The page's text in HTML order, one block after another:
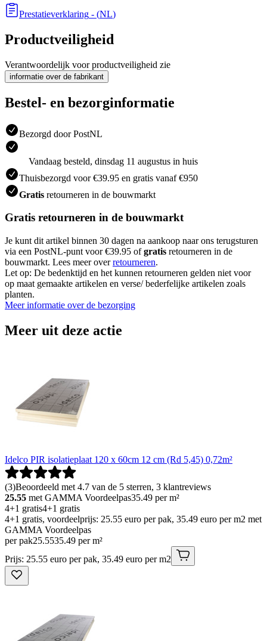
Prestatieverklaring - (NL)
Productveiligheid
Verantwoordelijk voor productveiligheid zie
informatie over de fabrikant
Bestel- en bezorginformatie
Bezorgd door PostNL
Vandaag besteld, dinsdag 11 augustus in huis
Thuisbezorgd voor €39.95 en gratis vanaf €950
Gratis retourneren in de bouwmarkt
Gratis retourneren in de bouwmarkt
Je kunt dit artikel binnen 30 dagen na aankoop naar ons terugsturen
via een PostNL-punt voor €39.95 ofgratis retourneren in de
bouwmarkt. Lees meer overretourneren.
Let op: De bedenktijd en het kunnen retourneren gelden niet voor
op maat gemaakte artikelen en verse/ bederfelijke artikelen zoals
planten.
Meer informatie over de bezorging
Meer uit deze actie
Idelco PIR isolatieplaat 120 x 60cm 12 cm (Rd 5,45) 0,72m²
(3)Beoordeeld met 4.7 van de 5 sterren, 3 klantreviews
25.55 met GAMMA Voordeelpas35.49 per m²
4+1 gratis4+1 gratis
4+1 gratis, voordeelprijs: 25.55 euro per pak, 35.49 euro per m2 met
GAMMA Voordeelpas
per pak25.5535.49 per m²
Prijs: 25.55 euro per pak, 35.49 euro per m2